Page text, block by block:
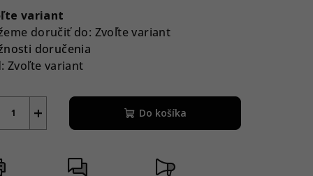
variant
doručiť do: Zvoľte variant
doručenia
Zvoľte variant
+ Do košíka